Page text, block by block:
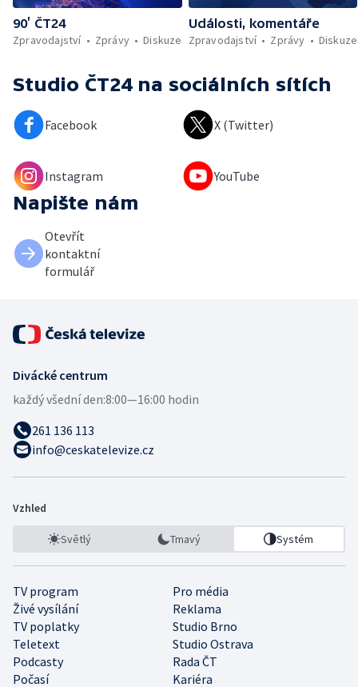
90’ ČT24
Zpravodajství
Zprávy Diskuze
Události, komentáře
Zpravodajství
Zprávy Diskuze
Studio ČT24 na sociálních sítích
Facebook X (Twitter)
Instagram YouTube
Napište nám
Otevřít
kontaktní
formulář
Divácké centrum
každý všední den:8:00—16:00 hodin
261 136 113
info@ceskatelevize.cz
Vzhled
Světlý Tmavý Systém
TV program
Pro média
Živé vysílání
Reklama
TV poplatky
Studio Brno
Teletext
Studio Ostrava
Podcasty
Rada ČT
Počasí
Kariéra